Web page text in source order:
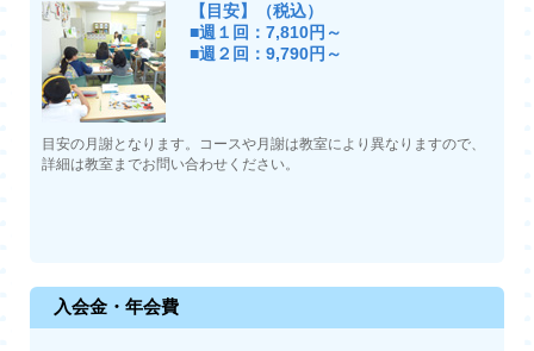
【目安】（税込）
■週１回：7,810円～
■週２回：9,790円～
目安の月謝となります。コースや月謝は教室により異なりますので、
詳細は教室までお問い合わせください。
入会金・年会費